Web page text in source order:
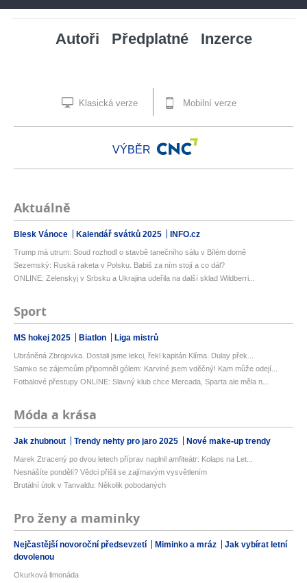
Autoři Předplatné Inzerce
Klasická verze Mobilní verze
VÝBĚR
Aktuálně
Blesk Vánoce Kalendář svátků 2025 INFO.cz
Trump má utrum: Soud rozhodl o stavbě tanečního sálu v Bílém domě
Sezemský: Ruská raketa v Polsku. Babiš za ním stojí a co dál?
ONLINE: Zelenskyj v Srbsku a Ukrajina udeřila na další sklad Wildberri...
Sport
MS hokej 2025 Biatlon Liga mistrů
Ubráněná Zbrojovka. Dostali jsme lekci, řekl kapitán Klíma. Dulay přek...
Samko se zájemcům připomněl gólem: Karviné jsem vděčný! Kam může odejí...
Fotbalové přestupy ONLINE: Slavný klub chce Mercada, Sparta ale měla n...
Móda a krása
Jak zhubnout Trendy nehty pro jaro 2025 Nové make-up trendy
Marek Ztracený po dvou letech příprav naplnil amfiteátr: Kolaps na Let...
Nesnášíte pondělí? Vědci přišli se zajímavým vysvětlením
Brutální útok v Tanvaldu: Několik pobodaných
Pro ženy a maminky
Nejčastější novoroční předsevzetí Miminko a mráz
Jak vybírat letní
dovolenou
Okurková limonáda